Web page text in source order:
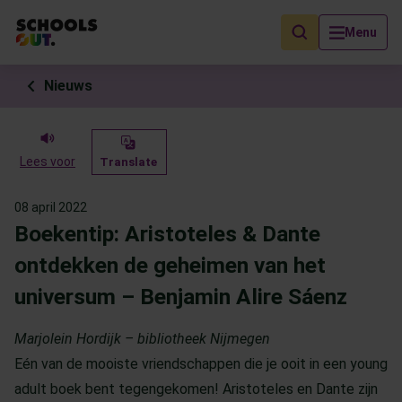
Menu
Als de resultaten voor automatisch aanvullen beschikbaar zijn,
Nieuws
Lees voor Translate
08 april 2022
Boekentip: Aristoteles & Dante
ontdekken de geheimen van het
universum – Benjamin Alire Sáenz
Marjolein Hordijk – bibliotheek Nijmegen
Eén van de mooiste vriendschappen die je ooit in een young
adult boek bent tegengekomen! Aristoteles en Dante zijn